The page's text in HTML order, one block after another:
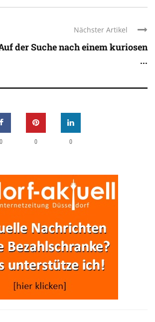
Nächster Artikel
der Suche nach einem kuriosen
...
0 0 0